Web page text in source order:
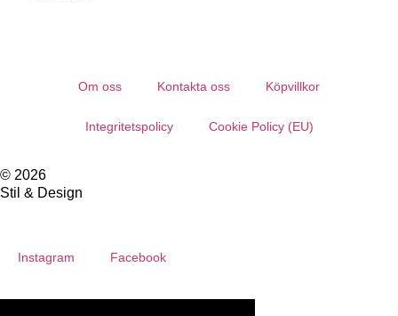
Om oss Kontakta oss Köpvillkor
Integritetspolicy Cookie Policy (EU)
© 2026
Stil & Design
Instagram Facebook